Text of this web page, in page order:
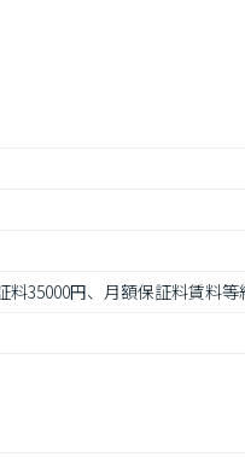
35000円、月額保証料賃料